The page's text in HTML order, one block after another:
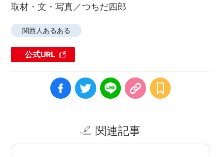
取材・文・写真／つちだ四郎
関西人あるある
公式URL
関連記事